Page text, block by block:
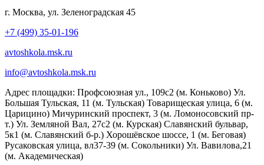
г. Москва, ул. Зеленоградская 45
+7 (499) 35-01-196
avtoshkola.msk.ru
info@avtoshkola.msk.ru
Адрес площадки: Профсоюзная ул., 109с2 (м. Коньково) Ул.
Большая Тульская, 11 (м. Тульская) Товарищеская улица, 6 (м.
Царицино) Мичуринский проспект, 3 (м. Ломоносовский пр-
т.) Ул. Земляной Вал, 27с2 (м. Курская) Славянский бульвар,
5к1 (м. Славянский б-р.) Хорошёвское шоссе, 1 (м. Беговая)
Русаковская улица, вл37-39 (м. Сокольники) Ул. Вавилова,21
(м. Академическая)